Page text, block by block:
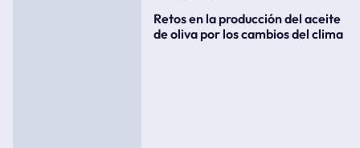
Retos en la producción del aceite
de oliva por los cambios del clima